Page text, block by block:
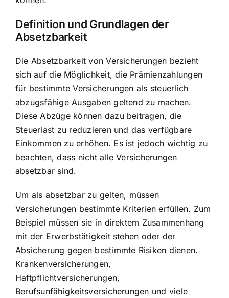
Definition und Grundlagen der
Absetzbarkeit
Die Absetzbarkeit von Versicherungen bezieht
sich auf die Möglichkeit, die Prämienzahlungen
für bestimmte Versicherungen als steuerlich
abzugsfähige Ausgaben geltend zu machen.
Diese Abzüge können dazu beitragen, die
Steuerlast zu reduzieren und das verfügbare
Einkommen zu erhöhen. Es ist jedoch wichtig zu
beachten, dass nicht alle Versicherungen
absetzbar sind.
Um als absetzbar zu gelten, müssen
Versicherungen bestimmte Kriterien erfüllen. Zum
Beispiel müssen sie in direktem Zusammenhang
mit der Erwerbstätigkeit stehen oder der
Absicherung gegen bestimmte Risiken dienen.
Krankenversicherungen,
Haftpflichtversicherungen,
Berufsunfähigkeitsversicherungen und viele